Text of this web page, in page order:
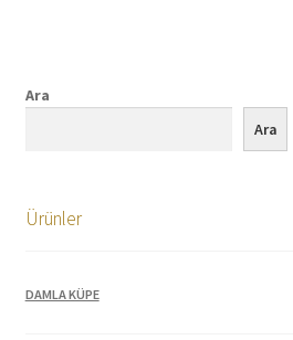
Ara
Ara
Ürünler
DAMLA KÜPE